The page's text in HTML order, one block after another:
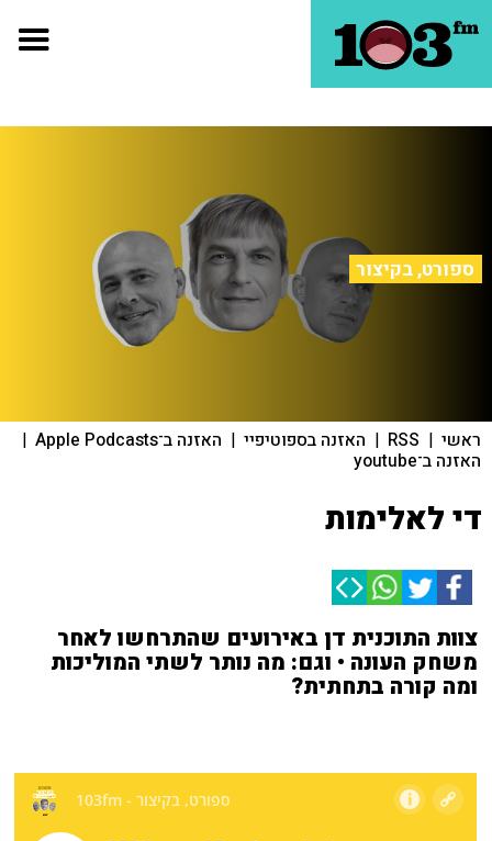
ספורט, בקיצור
ראשי |
RSS
| האזנה בספוטיפיי | האזנה ב־Apple Podcasts |
האזנה ב־youtube
די לאלימות
צוות התוכנית דן באירועים שהתרחשו לאחר
משחק העונה • וגם: מה נותר לשתי המוליכות
ומה קורה בתחתית?